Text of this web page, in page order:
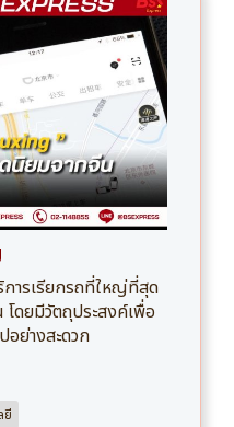
ารเรียกรถที่ใหญ่ที่สุด
ดยมีวัตถุประสงค์เพื่อ
อย่างสะดวก
ยี